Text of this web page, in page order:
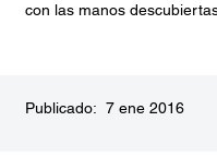
con las manos
Publicado: 7 ene 2016